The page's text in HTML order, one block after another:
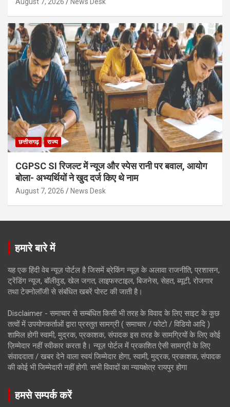
छत्तीसगढ़ राज्य
CGPSC SI रिजल्ट में न्यूज और स्पेस रानी पर बवाल, आयोग
बोला- अभ्यर्थियों ने खुद दर्ज किए थे नाम
August 7, 2026 News Desk
हमारे बारे में
यह एक हिंदी वेब न्यूज़ पोर्टल है जिसमें ब्रेकिंग न्यूज़ के अलावा राजनीति, प्रशासन,
ट्रेंडिंग न्यूज, बॉलीवुड, खेल जगत, लाइफस्टाइल, बिजनेस, सेहत, ब्यूटी, रोजगार
तथा टेक्नोलॉजी से संबंधित खबरें पोस्ट की जाती है।
Disclaimer - समाचार से सम्बंधित किसी भी तरह के विवाद के लिए साइट के कुछ
तत्वों में उपयोगकर्ताओं द्वारा प्रस्तुत सामग्री ( समाचार / फोटो / विडियो आदि )
शामिल होगी स्वामी, मुद्रक, प्रकाशक, संपादक इस तरह के सामग्रियों के लिए कोई
ज़िम्मेदार नहीं स्वीकार करता है। न्यूज़ पोर्टल में प्रकाशित ऐसी सामग्री के लिए
संवाददाता / खबर देने वाला स्वयं जिम्मेदार होगा, स्वामी, मुद्रक, प्रकाशक, संपादक
की कोई भी जिम्मेदारी नहीं होगी. सभी विवादों का न्यायक्षेत्र रायपुर होगा
हमसे सम्पर्क करें